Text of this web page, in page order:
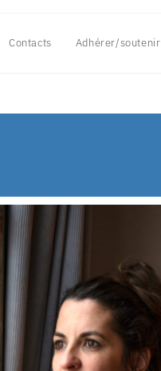
Contacts Adhérer/soutenir